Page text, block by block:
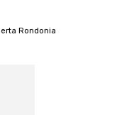
Rondonia